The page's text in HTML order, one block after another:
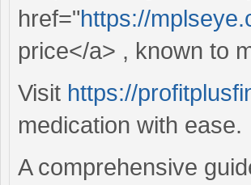
href="https://
price</a> , known to
Visit https://
medication with ease.
A comprehensive